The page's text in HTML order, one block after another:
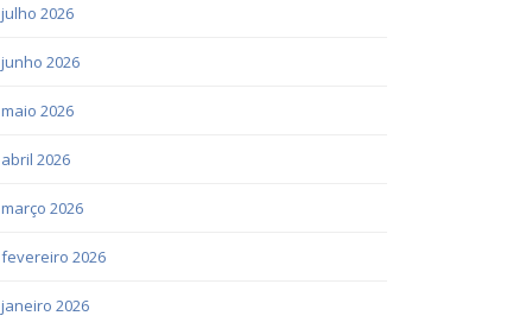
julho 2026
junho 2026
maio 2026
abril 2026
março 2026
fevereiro 2026
janeiro 2026